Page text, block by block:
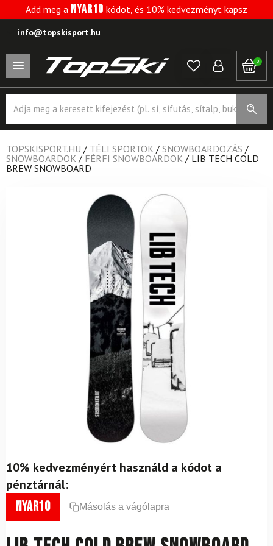
Add meg a NYAR10 kódot, és 10% kedvezményt kapsz
info@topskisport.hu
0
search
TOPSKISPORT.HU / TÉLI SPORTOK / SNOWBOARDOZÁS /
SNOWBOARDOK / FÉRFI SNOWBOARDOK / LIB TECH COLD
BREW SNOWBOARD
10% kedvezményért használd a kódot a
pénztárnál:
nyar10 Másolás a vágólapra